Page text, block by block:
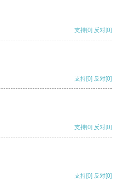
支持[0] 反对[0]
支持[0] 反对[0]
支持[0] 反对[0]
支持[0] 反对[0]